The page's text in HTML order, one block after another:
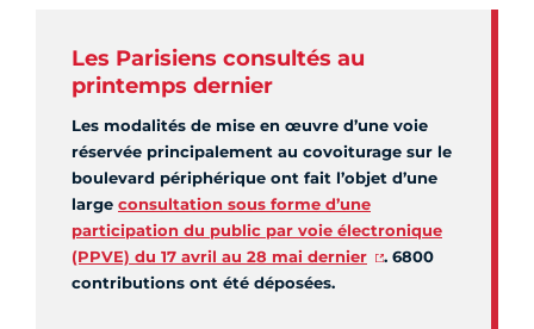
Les Parisiens consultés au
printemps dernier
Les modalités de mise en œuvre d’une voie
réservée principalement au covoiturage sur le
boulevard périphérique ont fait l’objet d’une
large consultation sous forme d’une
participation du public par voie électronique
(PPVE) du 17 avril au 28 mai dernier
. 6800
contributions ont été déposées.